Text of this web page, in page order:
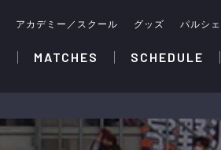
アカデミー／スクール グッズ パルシェ
MATCHES SCHEDULE